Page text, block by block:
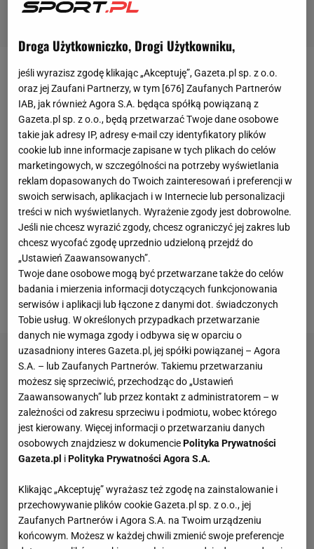
Pandemia koronawirusa sparaliżowała tenisową
rywalizację. Organizacje ATP iWTAzawiesiły
rozgrywki do 13 lipca, ale wiele wskazuje na to, że
przerwa potrwa jeszcze dłużej. Tenisiści w
niektórych krajach mogą już trenować - m.in. w
Czechach, Austrii i Niemczech. Są też odważniejsze
próby organizowania pokazowych turniejów. Jeden
z nich jest turniej, który w piątek rozpoczął się w
West Palm Beach na Florydzie. Grają w nim
reprezentanci gospodarzy: Tommy Paul (57. ATP) i
Reilly Opelka (39. ATP), Serb Miomir Kecmanović
(47. ATP) oraz Hubert Hurkacz (29. ATP).
Droga Użytkowniczko, Drogi Użytkowniku,
jeśli wyrazisz zgodę klikając „Akceptuję”, Gazeta.pl sp. z o.o.
oraz jej Zaufani Partnerzy, w tym [676] Zaufanych Partnerów
IAB, jak również Agora S.A. będąca spółką powiązaną z
Gazeta.pl sp. z o.o., będą przetwarzać Twoje dane osobowe
takie jak adresy IP, adresy e-mail czy identyfikatory plików
cookie lub inne informacje zapisane w tych plikach do celów
marketingowych, w szczególności na potrzeby wyświetlania
reklam dopasowanych do Twoich zainteresowań i preferencji w
swoich serwisach, aplikacjach i w Internecie lub personalizacji
treści w nich wyświetlanych. Wyrażenie zgody jest dobrowolne.
Jeśli nie chcesz wyrazić zgody, chcesz ograniczyć jej zakres lub
chcesz wycofać zgodę uprzednio udzieloną przejdź do
„Ustawień Zaawansowanych”.
Twoje dane osobowe mogą być przetwarzane także do celów
badania i mierzenia informacji dotyczących funkcjonowania
serwisów i aplikacji lub łączone z danymi dot. świadczonych
Tobie usług. W określonych przypadkach przetwarzanie
danych nie wymaga zgody i odbywa się w oparciu o
uzasadniony interes Gazeta.pl, jej spółki powiązanej – Agora
S.A. – lub Zaufanych Partnerów. Takiemu przetwarzaniu
możesz się sprzeciwić, przechodząc do „Ustawień
Zaawansowanych” lub przez kontakt z administratorem – w
zależności od zakresu sprzeciwu i podmiotu, wobec którego
jest kierowany. Więcej informacji o przetwarzaniu danych
osobowych znajdziesz w dokumenciePolityka Prywatności
Gazeta.pl iPolityka Prywatności Agora S.A.
Klikając „Akceptuję” wyrażasz też zgodę na zainstalowanie i
przechowywanie plików cookie Gazeta.pl sp. z o.o., jej
Zaufanych Partnerów i Agora S.A. na Twoim urządzeniu
końcowym. Możesz w każdej chwili zmienić swoje preferencje